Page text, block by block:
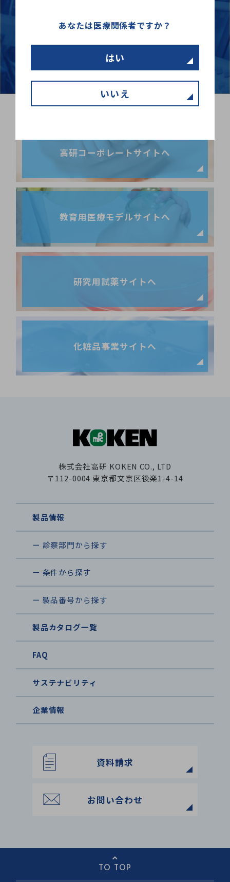
高研コーポレートサイトへ
教育用医療モデルサイトへ
研究用試薬サイトへ
化粧品事業サイトへ
株式会社高研 KOKEN CO., LTD
〒112-0004 東京都文京区後楽1-4-14
製品情報
ー 診察部門から探す
ー 条件から探す
ー 製品番号から探す
製品カタログ一覧
FAQ
サステナビリティ
企業情報
資料請求
お問い合わせ
TO TOP
あなたは医療関係者ですか？
はい
いいえ